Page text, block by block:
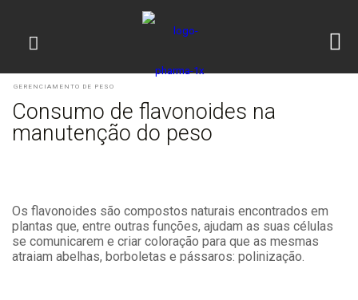
GERENCIAMENTO DE PESO
Consumo de flavonoides na
manutenção do peso
Os flavonoides são compostos naturais encontrados em
plantas que, entre outras funções, ajudam as suas células
se comunicarem e criar coloração para que as mesmas
atraiam abelhas, borboletas e pássaros: polinização.